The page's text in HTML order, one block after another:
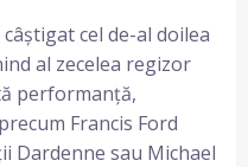
cel de-al doilea
al zecelea regizor
performanță,
Francis Ford
Dardenne sau Michael